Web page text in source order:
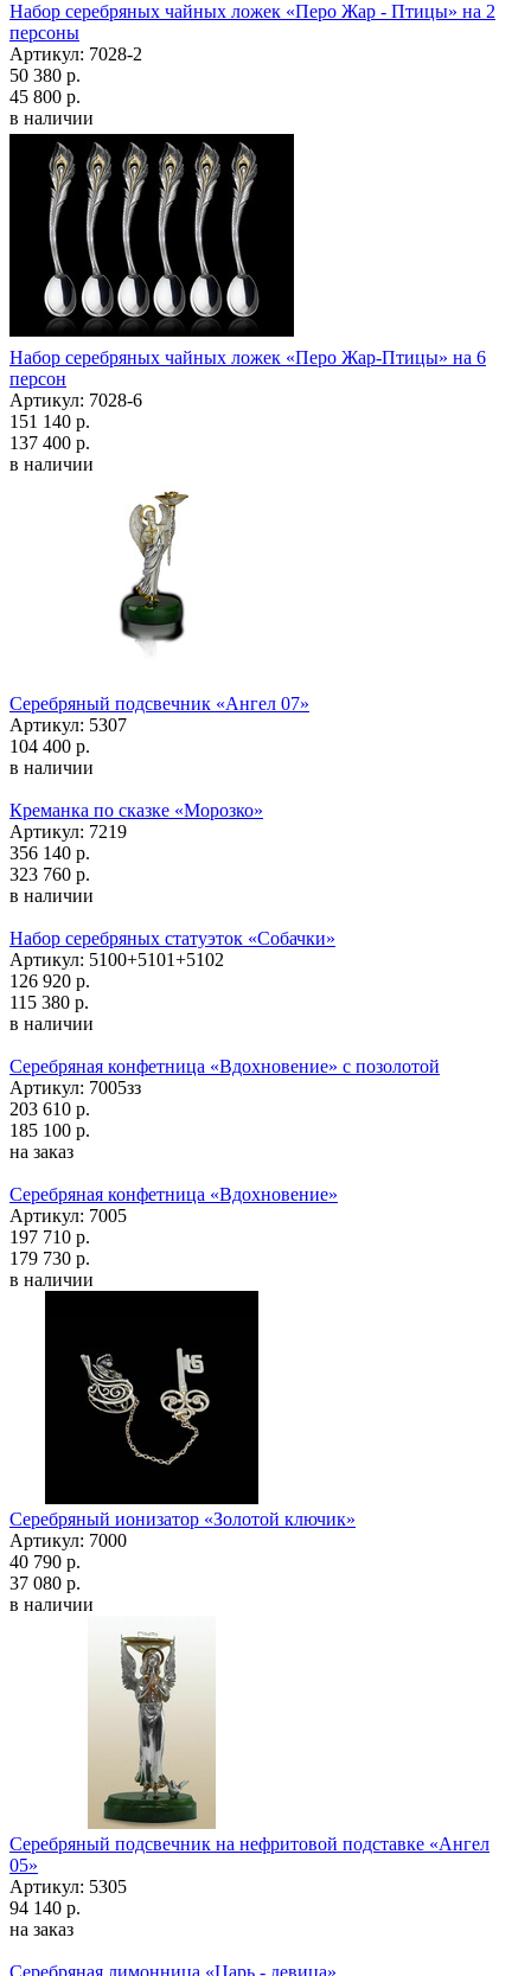
Набор серебряных чайных ложек «Перо Жар - Птицы» на 2
персоны
Артикул: 7028-2
50 380 р.
45 800 р.
в наличии
Набор серебряных чайных ложек «Перо Жар-Птицы» на 6
персон
Артикул: 7028-6
151 140 р.
137 400 р.
в наличии
Серебряный подсвечник «Ангел 07»
Артикул: 5307
104 400 р.
в наличии
Креманка по сказке «Морозко»
Артикул: 7219
356 140 р.
323 760 р.
в наличии
Набор серебряных статуэток «Собачки»
Артикул: 5100+5101+5102
126 920 р.
115 380 р.
в наличии
Серебряная конфетница «Вдохновение» с позолотой
Артикул: 7005зз
203 610 р.
185 100 р.
на заказ
Серебряная конфетница «Вдохновение»
Артикул: 7005
197 710 р.
179 730 р.
в наличии
Серебряный ионизатор «Золотой ключик»
Артикул: 7000
40 790 р.
37 080 р.
в наличии
Серебряный подсвечник на нефритовой подставке «Ангел
05»
Артикул: 5305
94 140 р.
на заказ